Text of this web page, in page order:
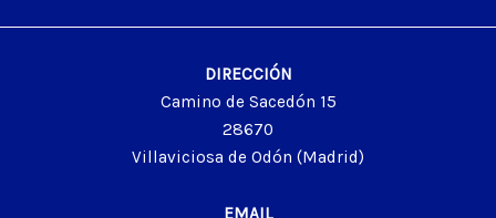
DIRECCIÓN
Camino de Sacedón 15
28670
Villaviciosa de Odón (Madrid)